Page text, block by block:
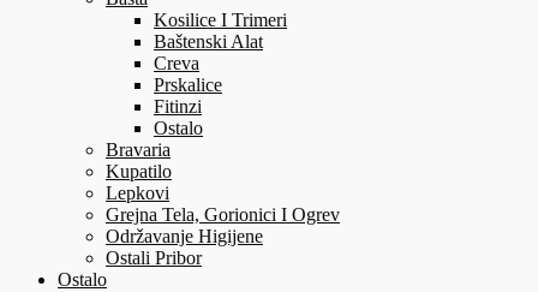
Kosilice I Trimeri
Baštenski Alat
Creva
Prskalice
Fitinzi
Ostalo
Bravaria
Kupatilo
Lepkovi
Grejna Tela, Gorionici I Ogrev
Održavanje Higijene
Ostali Pribor
Ostalo